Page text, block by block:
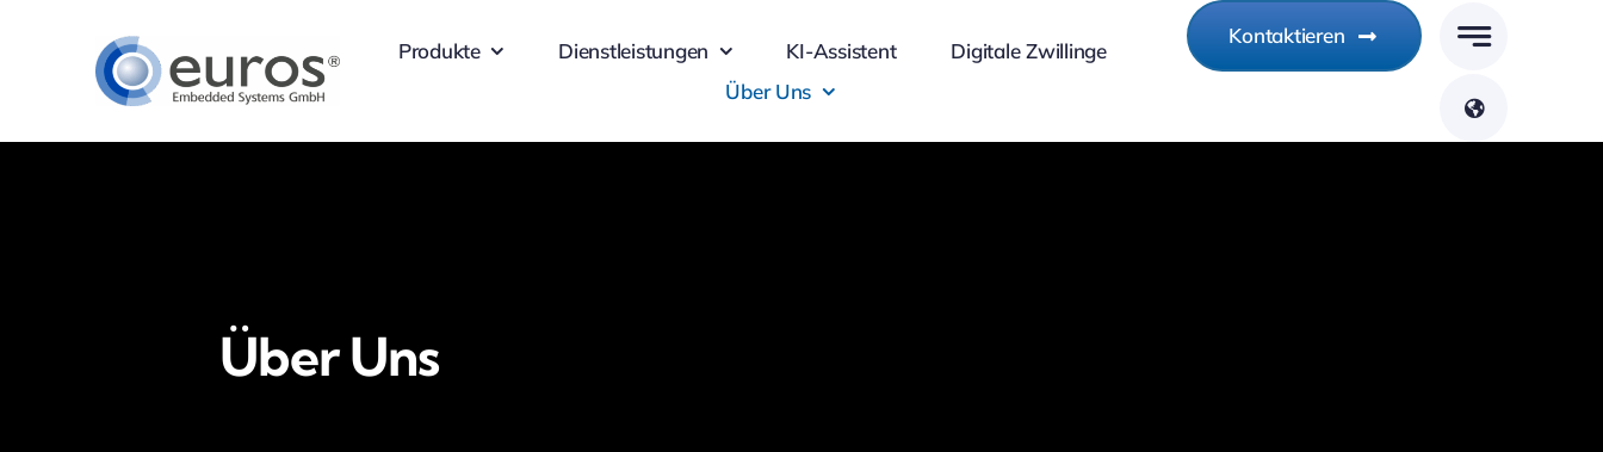
Produkte Dienstleistungen KI-Assistent
Digitale Zwillinge
Über Uns
Kontaktieren
Über Uns